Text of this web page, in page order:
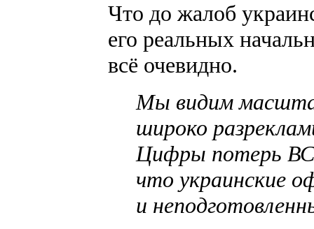
Что до жалоб
его реальных
всё очевидно.
Мы видим
широко
Цифры потерь
что украинские
и